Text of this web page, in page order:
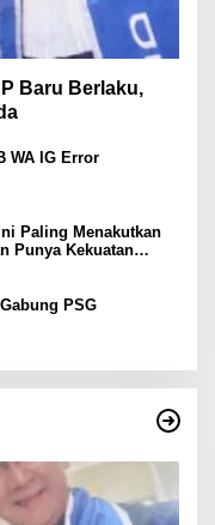
Baru Berlaku,
WA IG Error
Paling Menakutkan
Punya Kekuatan
PSG